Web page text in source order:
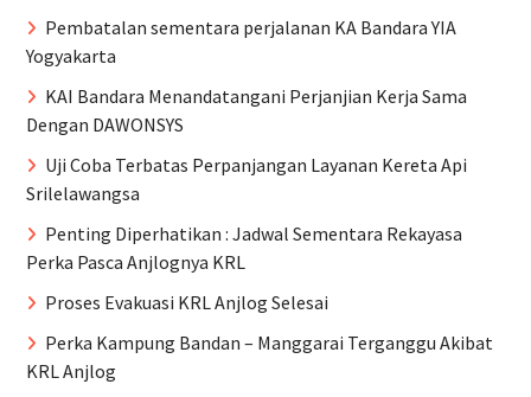
Pembatalan sementara perjalanan KA Bandara YIA
Yogyakarta
KAI Bandara Menandatangani Perjanjian Kerja Sama
Dengan DAWONSYS
Uji Coba Terbatas Perpanjangan Layanan Kereta Api
Srilelawangsa
Penting Diperhatikan : Jadwal Sementara Rekayasa
Perka Pasca Anjlognya KRL
Proses Evakuasi KRL Anjlog Selesai
Perka Kampung Bandan – Manggarai Terganggu Akibat
KRL Anjlog